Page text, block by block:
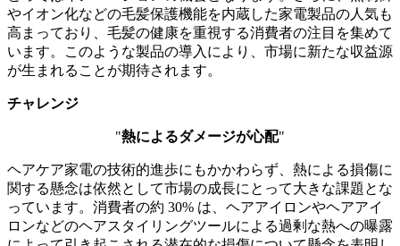
やイオン化などの毛髪保護機能を内蔵した家電製品の人気も
高まっており、毛髪の健康を重視する消費者の注目を集めて
います。このような製品の導入により、市場に新たな収益源
が生まれることが期待されます。
チャレンジ
"熱によるダメージが心配"
ヘアケア家電の技術的進歩にもかかわらず、熱による損傷に
関する懸念は依然として市場の成長にとって大きな課題とな
っています。消費者の約 30% は、ヘアアイロンやヘアアイ
ロンなどのヘアスタイリングツールによる過剰な熱への曝露